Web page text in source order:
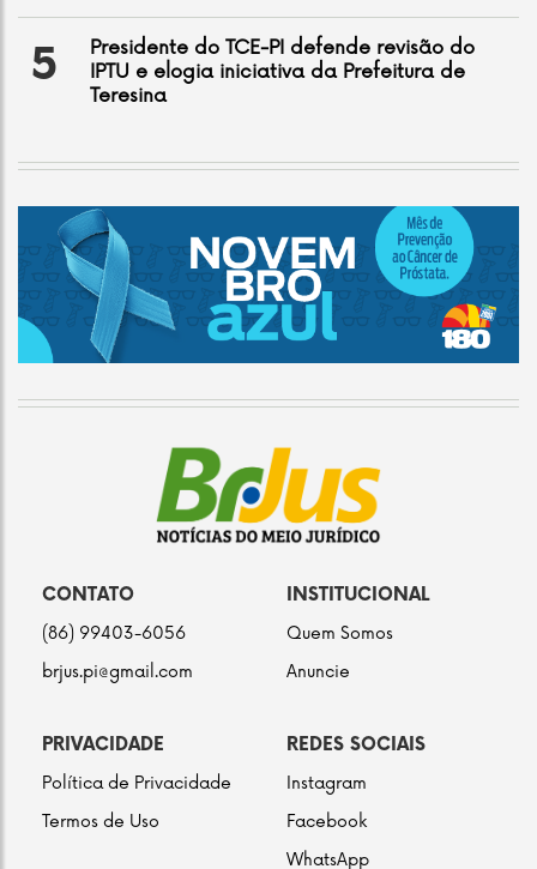
5
Presidente do TCE-PI defende revisão do
IPTU e elogia iniciativa da Prefeitura de
Teresina
CONTATO
(86) 99403-6056
brjus.pi@gmail.com
INSTITUCIONAL
Quem Somos
Anuncie
PRIVACIDADE
Política de Privacidade
Termos de Uso
REDES SOCIAIS
Instagram
Facebook
WhatsApp